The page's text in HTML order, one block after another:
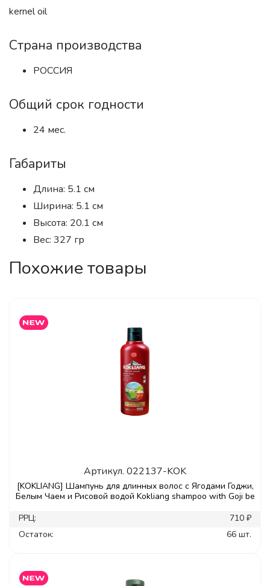
kernel oil
Страна производства
РОССИЯ
Общий срок годности
24 мес.
Габариты
Длина: 5.1 см
Ширина: 5.1 см
Высота: 20.1 см
Вес: 327 гр
Похожие товары
Артикул. 022137-KOK
[KOKLIANG] Шампунь для длинных волос с Ягодами Годжи,
Белым Чаем и Рисовой водой Kokliang shampoo with Goji be
РРЦ:
710 ₽
Остаток:
66 шт.